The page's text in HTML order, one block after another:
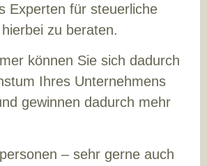
Experten für steuerliche
zu beraten.
können Sie sich dadurch
Ihres Unternehmens
gewinnen dadurch mehr
– sehr gerne auch